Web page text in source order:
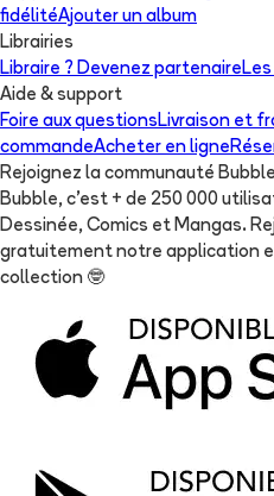
fidélitéAjouter un album
Librairies
Libraire ? Devenez partenaire
Aide & support
Foire aux questionsLivraison et
commandeAcheter en ligne
Rejoignez la communauté
Bubble, c'est + de 250 000
Dessinée, Comics et Mangas.
gratuitement notre application
collection 🤓